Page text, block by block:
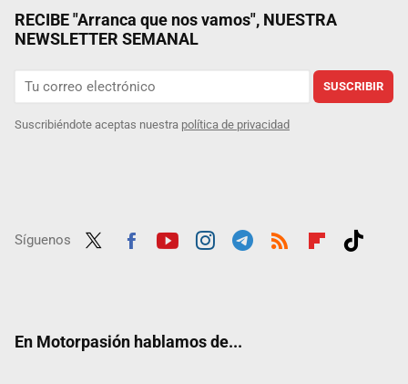
RECIBE "Arranca que nos vamos", NUESTRA
NEWSLETTER SEMANAL
SUSCRIBIR
Suscribiéndote aceptas nuestra política de privacidad
Síguenos
En Motorpasión hablamos de...